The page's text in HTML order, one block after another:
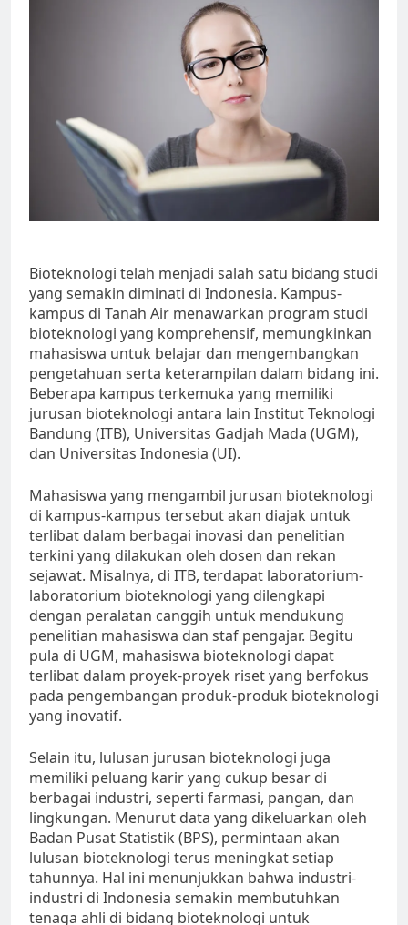
Bioteknologi telah menjadi salah satu bidang studi
yang semakin diminati di Indonesia. Kampus-
kampus di Tanah Air menawarkan program studi
bioteknologi yang komprehensif, memungkinkan
mahasiswa untuk belajar dan mengembangkan
pengetahuan serta keterampilan dalam bidang ini.
Beberapa kampus terkemuka yang memiliki
jurusan bioteknologi antara lain Institut Teknologi
Bandung (ITB), Universitas Gadjah Mada (UGM),
dan Universitas Indonesia (UI).
Mahasiswa yang mengambil jurusan bioteknologi
di kampus-kampus tersebut akan diajak untuk
terlibat dalam berbagai inovasi dan penelitian
terkini yang dilakukan oleh dosen dan rekan
sejawat. Misalnya, di ITB, terdapat laboratorium-
laboratorium bioteknologi yang dilengkapi
dengan peralatan canggih untuk mendukung
penelitian mahasiswa dan staf pengajar. Begitu
pula di UGM, mahasiswa bioteknologi dapat
terlibat dalam proyek-proyek riset yang berfokus
pada pengembangan produk-produk bioteknologi
yang inovatif.
Selain itu, lulusan jurusan bioteknologi juga
memiliki peluang karir yang cukup besar di
berbagai industri, seperti farmasi, pangan, dan
lingkungan. Menurut data yang dikeluarkan oleh
Badan Pusat Statistik (BPS), permintaan akan
lulusan bioteknologi terus meningkat setiap
tahunnya. Hal ini menunjukkan bahwa industri-
industri di Indonesia semakin membutuhkan
tenaga ahli di bidang bioteknologi untuk